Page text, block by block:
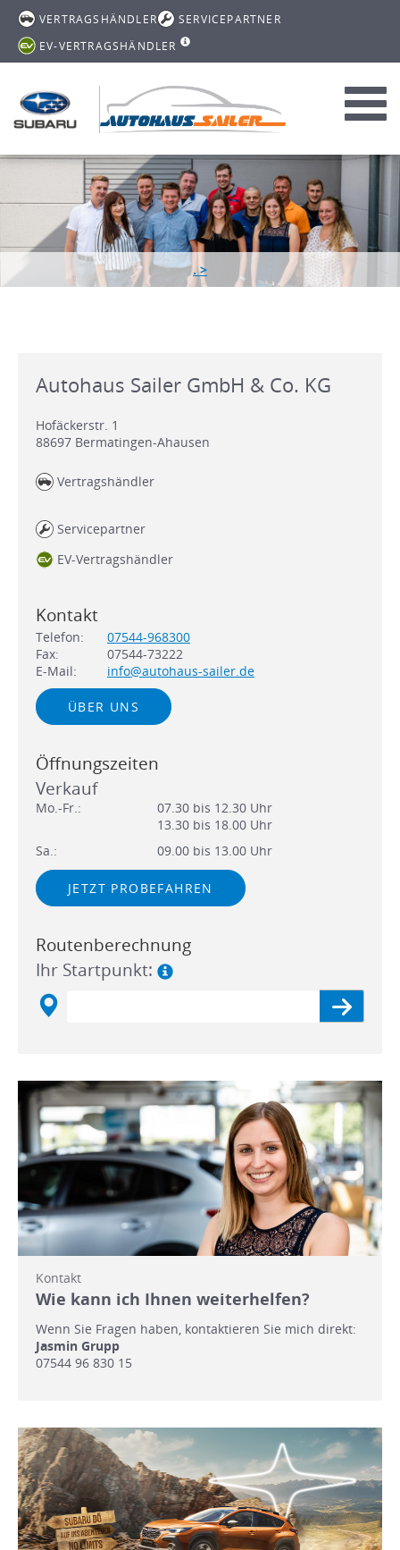
VERTRAGSHÄNDLER
SERVICEPARTNER
EV-VERTRAGSHÄNDLER
. >
Autohaus Sailer GmbH & Co. KG
Hofäckerstr. 1
88697 Bermatingen-Ahausen
Vertragshändler
Servicepartner
EV-Vertragshändler
Kontakt
Telefon:
07544-968300
Fax:
07544-73222
E-Mail:
info@autohaus-sailer.de
ÜBER UNS
Öffnungszeiten
Verkauf
Mo.-Fr.:
07.30 bis 12.30 Uhr
13.30 bis 18.00 Uhr
Sa.:
09.00 bis 13.00 Uhr
JETZT PROBEFAHREN
Routenberechnung
Ihr Startpunkt:
Kontakt
Wie kann ich Ihnen weiterhelfen?
Wenn Sie Fragen haben, kontaktieren Sie mich direkt:
Jasmin Grupp
07544 96 830 15